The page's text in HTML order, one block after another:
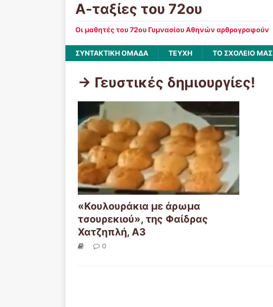
Α-ταξίες του 72ου
Οι μαθητές του 72ου Γυμνασίου Αθηνών αρθρογραφούν
ΣΥΝΤΑΚΤΙΚΗ ΟΜΑΔΑ ΤΕΥΧΗ ΤΟ ΣΧΟΛΕΙΟ ΜΑΣ
-> Γευστικές δημιουργίες!
«Κουλουράκια με άρωμα
τσουρεκιού», της Φαίδρας
Χατζηπλή, Α3
0